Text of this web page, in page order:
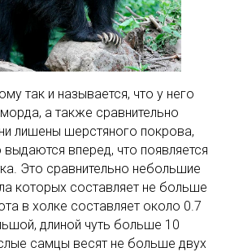
так и называется, что у него
а также сравнительно
лишены шерстяного покрова,
вперед, что появляется
Это сравнительно небольшие
которых составляет не больше
в холке составляет около 0.7
длиной чуть больше 10
самцы весят не больше двух